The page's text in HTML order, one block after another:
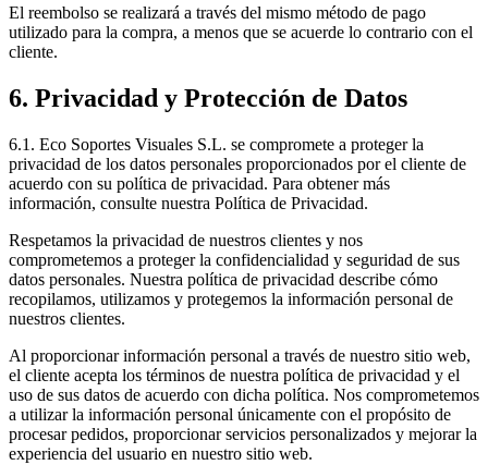
El reembolso se realizará a través del mismo método de pago
utilizado para la compra, a menos que se acuerde lo contrario con el
cliente.
6. Privacidad y Protección de Datos
6.1. Eco Soportes Visuales S.L. se compromete a proteger la
privacidad de los datos personales proporcionados por el cliente de
acuerdo con su política de privacidad. Para obtener más
información, consulte nuestra Política de Privacidad.
Respetamos la privacidad de nuestros clientes y nos
comprometemos a proteger la confidencialidad y seguridad de sus
datos personales. Nuestra política de privacidad describe cómo
recopilamos, utilizamos y protegemos la información personal de
nuestros clientes.
Al proporcionar información personal a través de nuestro sitio web,
el cliente acepta los términos de nuestra política de privacidad y el
uso de sus datos de acuerdo con dicha política. Nos comprometemos
a utilizar la información personal únicamente con el propósito de
procesar pedidos, proporcionar servicios personalizados y mejorar la
experiencia del usuario en nuestro sitio web.